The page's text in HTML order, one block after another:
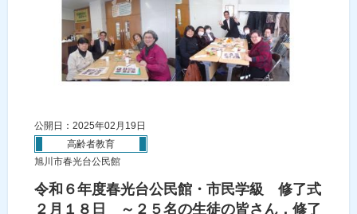
公開日：2025年02月19日
高齢者教育
旭川市春光台公民館
令和６年度春光台公民館・市民学級 修了式
２月１８日 ～２５名の生徒の皆さん，修了